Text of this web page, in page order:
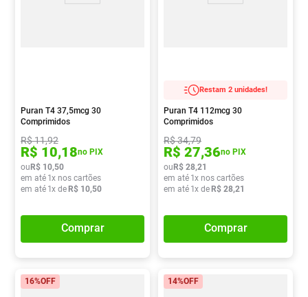
Puran T4 37,5mcg 30
Comprimidos
R$11,92
R$ 10,18no PIX
ouR$ 10,50
em até 1x nos cartões
em até 1x deR$ 10,50
Comprar
Restam 2 unidades!
Puran T4 112mcg 30
Comprimidos
R$34,79
R$ 27,36no PIX
ouR$ 28,21
em até 1x nos cartões
em até 1x deR$ 28,21
Comprar
16%OFF 14%OFF